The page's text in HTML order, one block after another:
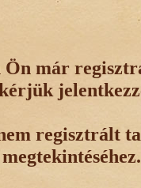
Ön már
regisztrált